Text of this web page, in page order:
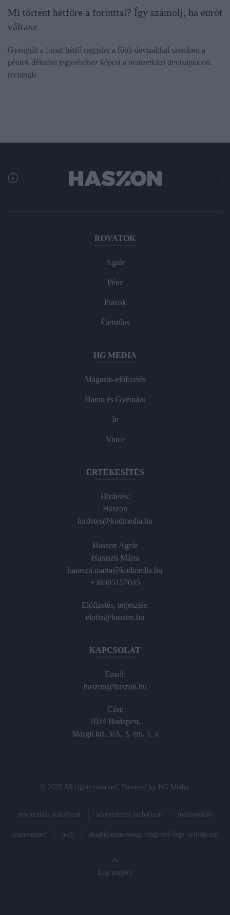
Mi történt hétfőre a forinttal? Így számolj, ha eurót
váltasz
Gyengült a forint hétfő reggelre a főbb devizákkal szemben a
péntek délutáni jegyzéséhez képest a nemzetközi devizapiacon.
rectangle
ROVATOK
Agrár
Pénz
Piacok
Életstílus
HG MEDIA
Magazin-előfizetés
Hamu és Gyémánt
In
Vince
ÉRTÉKESÍTÉS
Hirdetés:
Haszon
hirdetes@kodmedia.hu
Haszon Agrár
Haraszti Márta
haraszti.marta@kodmedia.hu
+36305157045
Előfizetés, terjesztés:
elofiz@haszon.hu
KAPCSOLAT
Email:
haszon@haszon.hu
Cím:
1024 Budapest,
Margit krt. 5/A, 3. em. 1. a
© 2025 All rights reserved. Powered by HG Media
moderálási szabályzat adatvédelmi szabályzat médiaajánló
impresszum ászf akadálymentességi megfelelőségi nyilatkozat
Lap tetejére